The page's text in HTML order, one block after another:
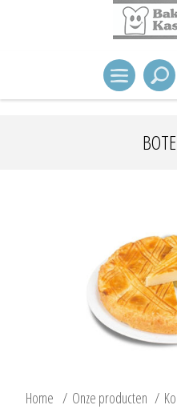
Home / Onze producten /